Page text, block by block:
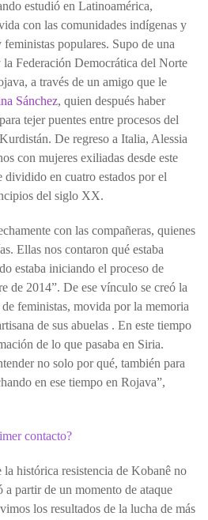
estudió en Latinoamérica,
con las comunidades indígenas y
populares. Supo de una
Federación Democrática del Norte
a través de un amigo que le
Sánchez, quien después haber
tejer puentes entre procesos del
De regreso a Italia, Alessia
con mujeres exiliadas desde este
en cuatro estados por el
del siglo XX.
con las compañeras, quienes
Ellas nos contaron qué estaba
estaba iniciando el proceso de
de 2014”. De ese vínculo se creó la
feministas, movida por la memoria
de sus abuelas . En este tiempo
de lo que pasaba en Siria.
no solo por qué, también para
en ese tiempo en Rojava”,
contacto?
la histórica resistencia de Kobanê no
a partir de un momento de ataque
los resultados de la lucha de más